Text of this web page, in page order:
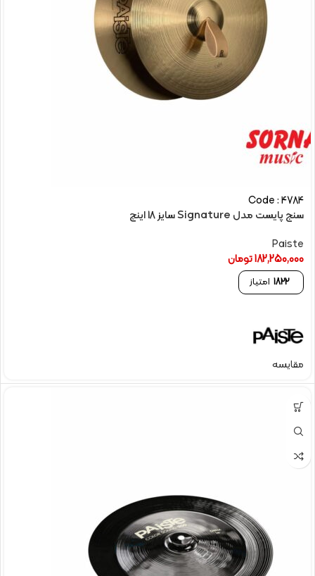
Code : 4784
سنج پایست مدل Signature سایز 18 اینچ
Paiste
182,250,000تومان
1822 امتیاز
مقایسه